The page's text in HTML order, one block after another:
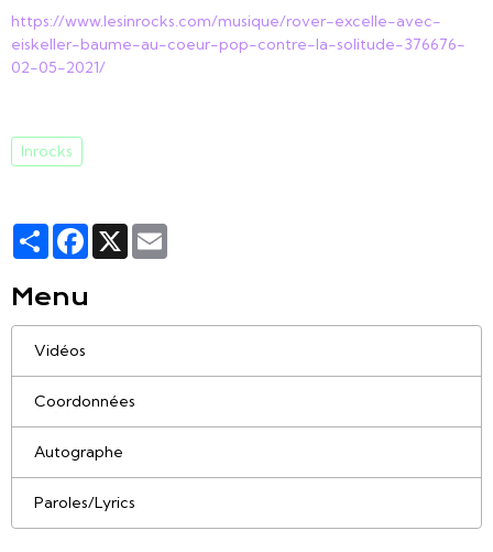
https://www.lesinrocks.com/musique/rover-excelle-avec-
eiskeller-baume-au-coeur-pop-contre-la-solitude-376676-
02-05-2021/
Inrocks
PartagerFacebook
X
Menu
Vidéos
Coordonnées
Autographe
Paroles/Lyrics